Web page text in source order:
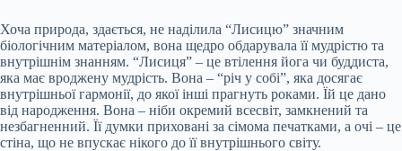
Хоча природа, здається, не наділила “Лисицю” значним
біологічним матеріалом, вона щедро обдарувала її мудрістю та
внутрішнім знанням. “Лисиця” – це втілення йога чи буддиста,
яка має вроджену мудрість. Вона – “річ у собі”, яка досягає
внутрішньої гармонії, до якої інші прагнуть роками. Їй це дано
від народження. Вона – ніби окремий всесвіт, замкнений та
незбагненний. Її думки приховані за сімома печатками, а очі – це
стіна, що не впускає нікого до її внутрішнього світу.